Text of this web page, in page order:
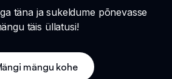
täna ja sukeldume põnevasse
täis üllatusi!
mängu kohe